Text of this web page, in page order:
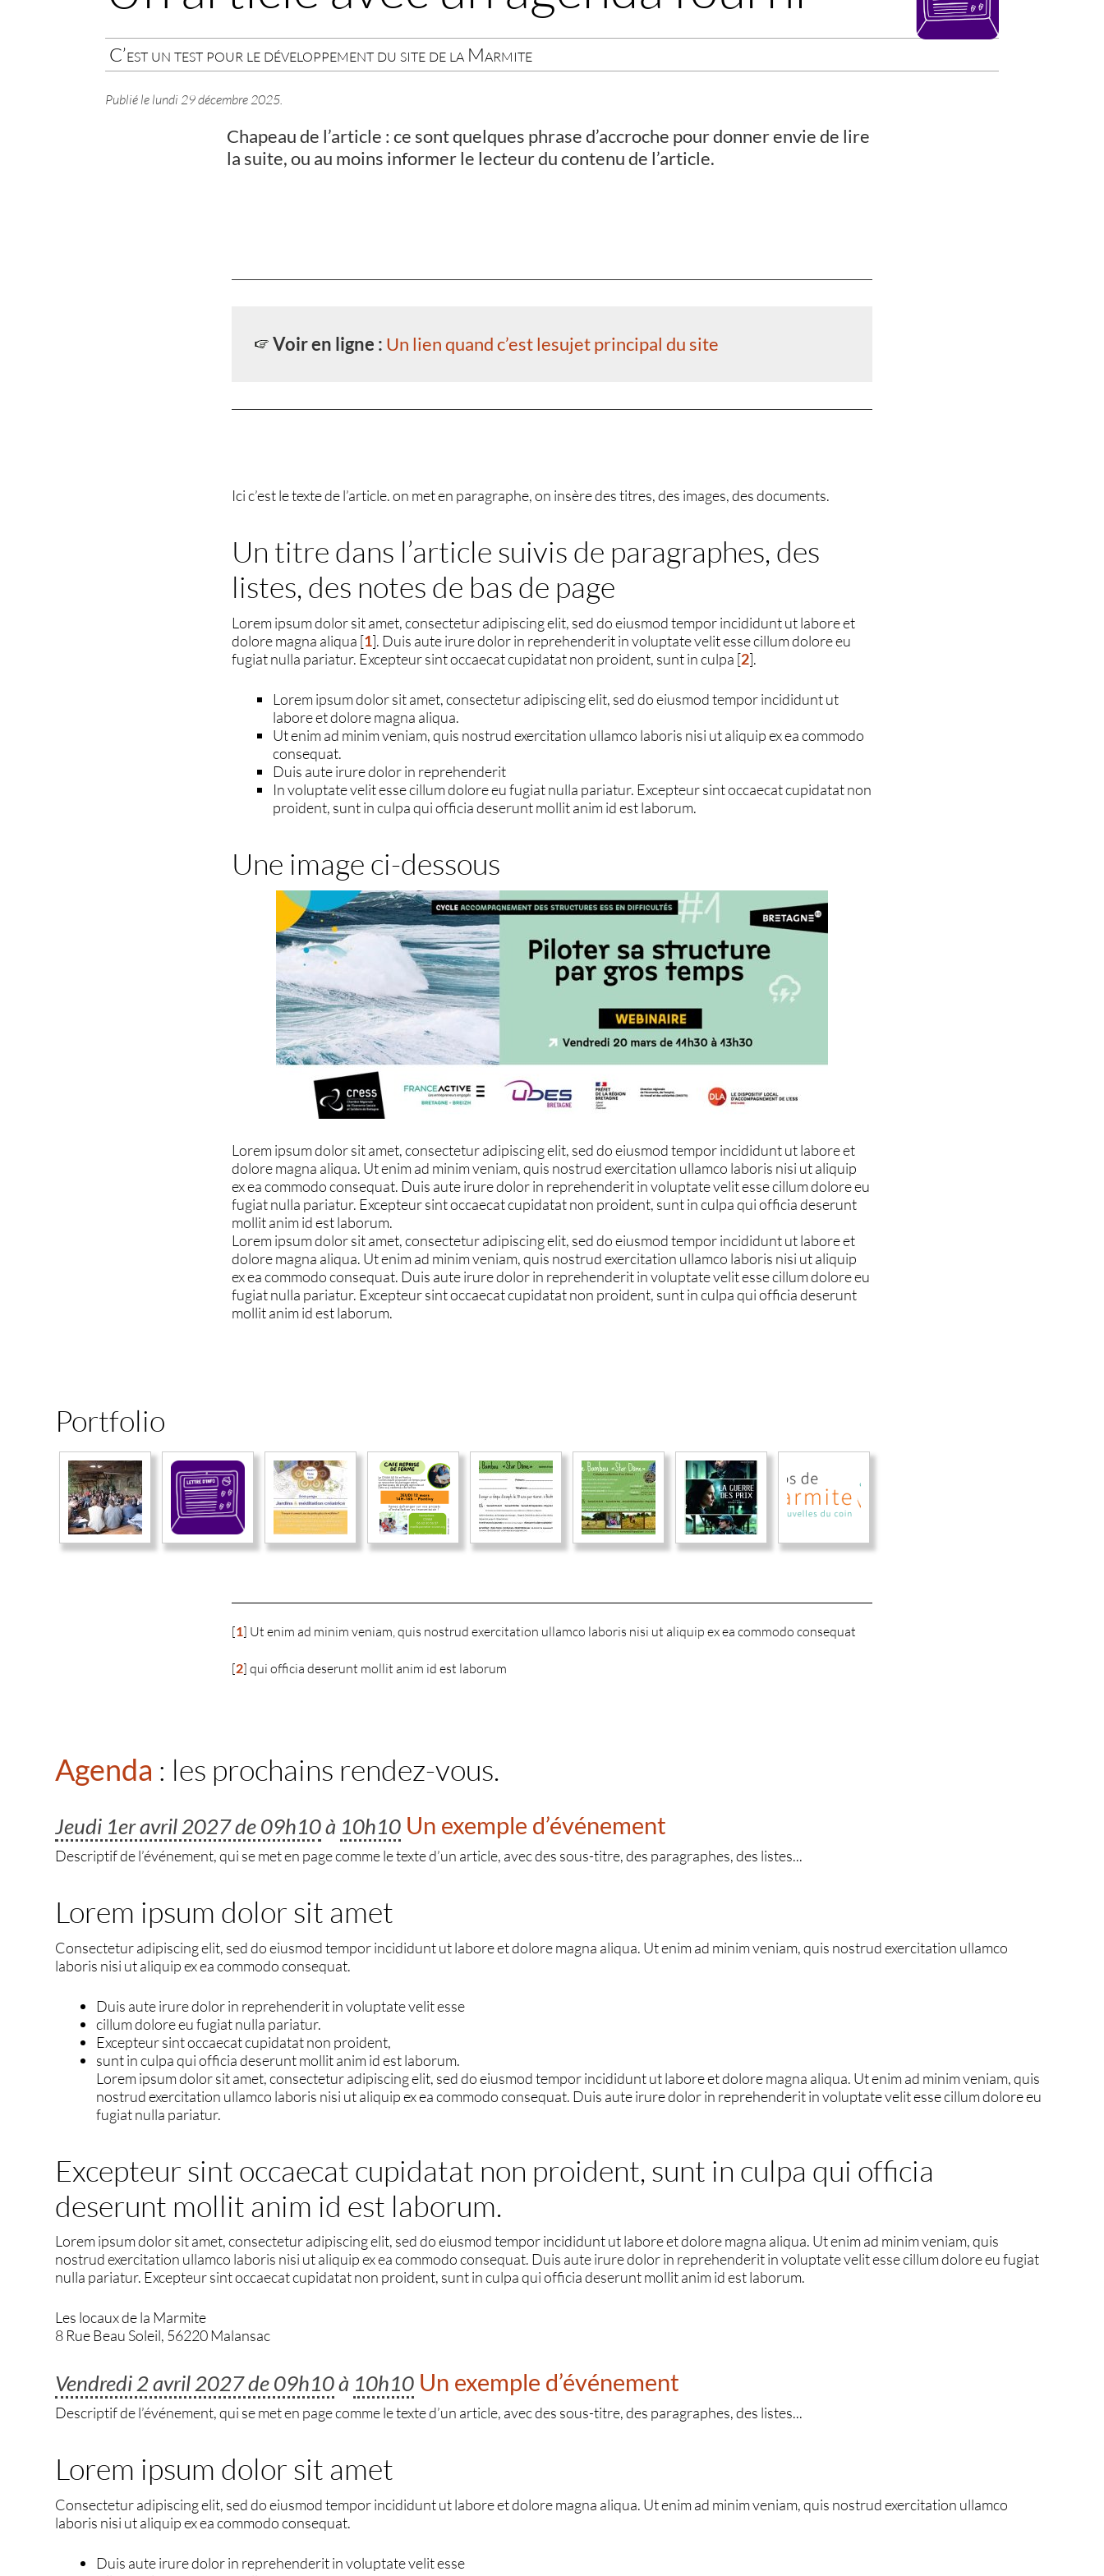
C’est un test pour le développement du site de la Marmite
Publié le lundi 29 décembre 2025.
Chapeau de l’article : ce sont quelques phrase d’accroche pour donner envie de lire
la suite, ou au moins informer le lecteur du contenu de l’article.
Voir en ligne : Un lien quand c’est lesujet principal du site
Ici c’est le texte de l’article. on met en paragraphe, on insère des titres, des images, des documents.
Un titre dans l’article suivis de paragraphes, des
listes, des notes de bas de page
Lorem ipsum dolor sit amet, consectetur adipiscing elit, sed do eiusmod tempor incididunt ut labore et
dolore magna aliqua [1]. Duis aute irure dolor in reprehenderit in voluptate velit esse cillum dolore eu
fugiat nulla pariatur. Excepteur sint occaecat cupidatat non proident, sunt in culpa [2].
Lorem ipsum dolor sit amet, consectetur adipiscing elit, sed do eiusmod tempor incididunt ut
labore et dolore magna aliqua.
Ut enim ad minim veniam, quis nostrud exercitation ullamco laboris nisi ut aliquip ex ea commodo
consequat.
Duis aute irure dolor in reprehenderit
In voluptate velit esse cillum dolore eu fugiat nulla pariatur. Excepteur sint occaecat cupidatat non
proident, sunt in culpa qui officia deserunt mollit anim id est laborum.
Une image ci-dessous
Lorem ipsum dolor sit amet, consectetur adipiscing elit, sed do eiusmod tempor incididunt ut labore et
dolore magna aliqua. Ut enim ad minim veniam, quis nostrud exercitation ullamco laboris nisi ut aliquip
ex ea commodo consequat. Duis aute irure dolor in reprehenderit in voluptate velit esse cillum dolore eu
fugiat nulla pariatur. Excepteur sint occaecat cupidatat non proident, sunt in culpa qui officia deserunt
mollit anim id est laborum.
Lorem ipsum dolor sit amet, consectetur adipiscing elit, sed do eiusmod tempor incididunt ut labore et
dolore magna aliqua. Ut enim ad minim veniam, quis nostrud exercitation ullamco laboris nisi ut aliquip
ex ea commodo consequat. Duis aute irure dolor in reprehenderit in voluptate velit esse cillum dolore eu
fugiat nulla pariatur. Excepteur sint occaecat cupidatat non proident, sunt in culpa qui officia deserunt
mollit anim id est laborum.
Portfolio
[1] Ut enim ad minim veniam, quis nostrud exercitation ullamco laboris nisi ut aliquip ex ea commodo consequat
[2]qui officia deserunt mollit anim id est laborum
Agenda : les prochains rendez-vous.
Jeudi 1er avril 2027 de 09h10à 10h10 Un exemple d’événement
Descriptif de l’événement, qui se met en page comme le texte d’un article, avec des sous-titre, des paragraphes, des listes...
Lorem ipsum dolor sit amet
Consectetur adipiscing elit, sed do eiusmod tempor incididunt ut labore et dolore magna aliqua. Ut enim ad minim veniam, quis nostrud exercitation ullamco
laboris nisi ut aliquip ex ea commodo consequat.
Duis aute irure dolor in reprehenderit in voluptate velit esse
cillum dolore eu fugiat nulla pariatur.
Excepteur sint occaecat cupidatat non proident,
sunt in culpa qui officia deserunt mollit anim id est laborum.
Lorem ipsum dolor sit amet, consectetur adipiscing elit, sed do eiusmod tempor incididunt ut labore et dolore magna aliqua. Ut enim ad minim veniam, quis
nostrud exercitation ullamco laboris nisi ut aliquip ex ea commodo consequat. Duis aute irure dolor in reprehenderit in voluptate velit esse cillum dolore eu
fugiat nulla pariatur.
Excepteur sint occaecat cupidatat non proident, sunt in culpa qui officia
deserunt mollit anim id est laborum.
Lorem ipsum dolor sit amet, consectetur adipiscing elit, sed do eiusmod tempor incididunt ut labore et dolore magna aliqua. Ut enim ad minim veniam, quis
nostrud exercitation ullamco laboris nisi ut aliquip ex ea commodo consequat. Duis aute irure dolor in reprehenderit in voluptate velit esse cillum dolore eu fugiat
nulla pariatur. Excepteur sint occaecat cupidatat non proident, sunt in culpa qui officia deserunt mollit anim id est laborum.
Les locaux de la Marmite
8 Rue Beau Soleil, 56220 Malansac
Vendredi 2 avril 2027 de 09h10à 10h10 Un exemple d’événement
Descriptif de l’événement, qui se met en page comme le texte d’un article, avec des sous-titre, des paragraphes, des listes...
Lorem ipsum dolor sit amet
Consectetur adipiscing elit, sed do eiusmod tempor incididunt ut labore et dolore magna aliqua. Ut enim ad minim veniam, quis nostrud exercitation ullamco
laboris nisi ut aliquip ex ea commodo consequat.
Duis aute irure dolor in reprehenderit in voluptate velit esse